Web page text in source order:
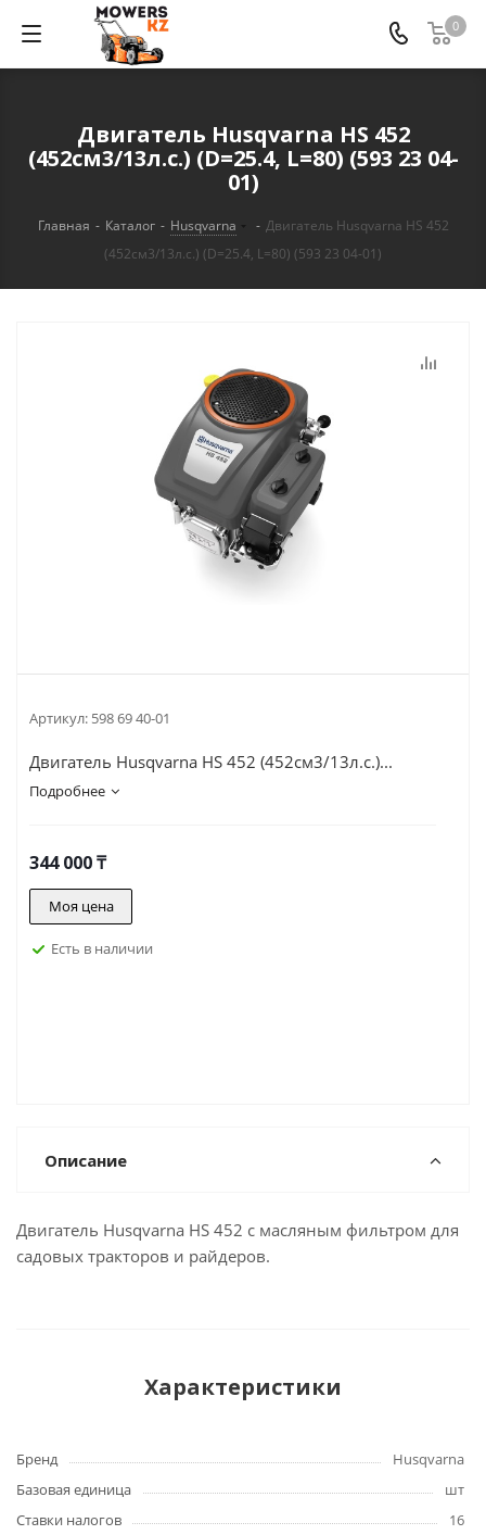
0
Двигатель Husqvarna HS 452
(452см3/13л.с.) (D=25.4, L=80) (593 23 04-
01)
Главная - Каталог - Husqvarna - Двигатель Husqvarna HS 452
(452см3/13л.с.) (D=25.4, L=80) (593 23 04-01)
Артикул: 598 69 40-01
Двигатель Husqvarna HS 452 (452см3/13л.с.)...
Подробнее
344 000₸
Моя цена
Есть в наличии
Описание
Двигатель Husqvarna HS 452 с масляным фильтром для
садовых тракторов и райдеров.
Характеристики
Бренд
Husqvarna
Базовая единица
шт
Ставки налогов
16